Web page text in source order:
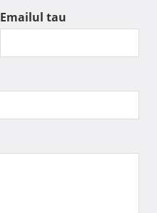
Emailul tau